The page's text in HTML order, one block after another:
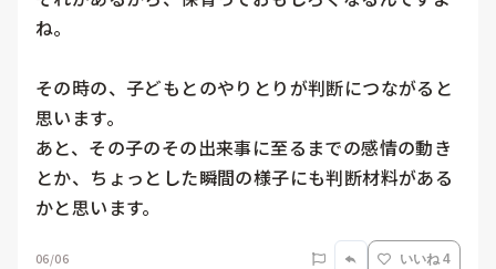
ね。
その時の、子どもとのやりとりが判断につながると
思います。
あと、その子のその出来事に至るまでの感情の動き
とか、ちょっとした瞬間の様子にも判断材料がある
かと思います。
06/06 いいね 4